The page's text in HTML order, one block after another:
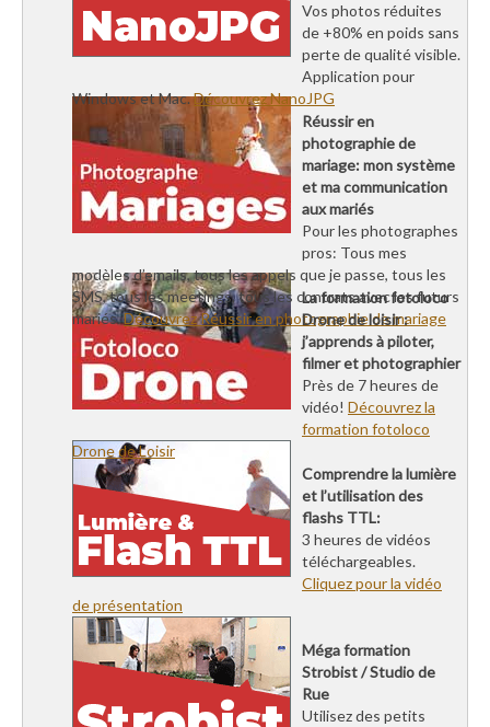
Vos photos réduites
de +80% en poids sans
perte de qualité visible.
Application pour
Windows et Mac.Découvrez NanoJPG
Réussir en
photographie de
mariage: mon système
et ma communication
aux mariés
Pour les photographes
pros: Tous mes
modèles d’emails, tous les appels que je passe, tous les
SMS, tous les meetings, tous les contrats avec les futurs
mariés.Découvrez Réussir en photographie de mariage
La formation fotoloco
Drone de loisir :
j’apprends à piloter,
filmer et photographier
Près de 7 heures de
vidéo! Découvrez la
formation fotoloco
Drone de Loisir
Comprendre la lumière
et l’utilisation des
flashs TTL:
3 heures de vidéos
téléchargeables.
Cliquez pour la vidéo
de présentation
Méga formation
Strobist / Studio de
Rue
Utilisez des petits